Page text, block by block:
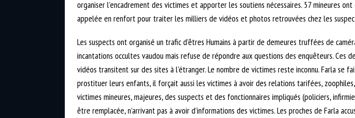
organiser l’encadrement des victimes et apporter les soutiens nécessaires. 57 mineures
appelée en renfort pour traiter les milliers de vidéos et photos retrouvées chez les
Les suspects ont organisé un trafic d’êtres Humains à partir de demeures truffées de
incantations occultes vaudou mais refuse de répondre aux questions des enquêteurs.
vidéos transitent sur des sites à l’étranger. Le nombre de victimes reste inconnu. Farla se
prostituer leurs enfants, il forçait aussi les victimes à avoir des relations tarifées,
victimes mineures, majeures, des suspects et des fonctionnaires impliqués (policiers,
être remplacée, n’arrivant pas à avoir d’informations des victimes. Les proches de Farla